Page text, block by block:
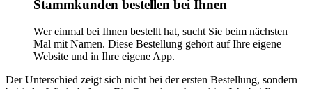
Stammkunden bestellen bei Ihnen
Wer einmal bei Ihnen bestellt hat, sucht Sie beim nächsten
Mal mit Namen. Diese Bestellung gehört auf Ihre eigene
Website und in Ihre eigene App.
Der Unterschied zeigt sich nicht bei der ersten Bestellung, sondern